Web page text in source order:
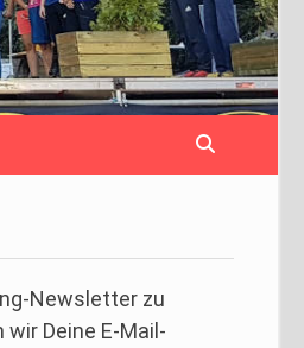
Newsletter zu
Deine E-Mail-